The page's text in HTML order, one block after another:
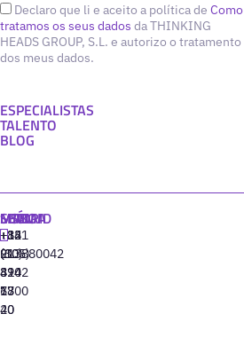
Declaro que li e aceito a política de Como
tratamos os seus dados da THINKING
HEADS GROUP, S.L. e autorizo o tratamento
dos meus dados.
ESPECIALISTAS
TALENTO
BLOG
MADRID
+34
91
310
77
40
MIAMI
+1
(305)
424
13
20
SEÚL
+82
(10)
8942
6800
LISBOA
‪+351
213880042